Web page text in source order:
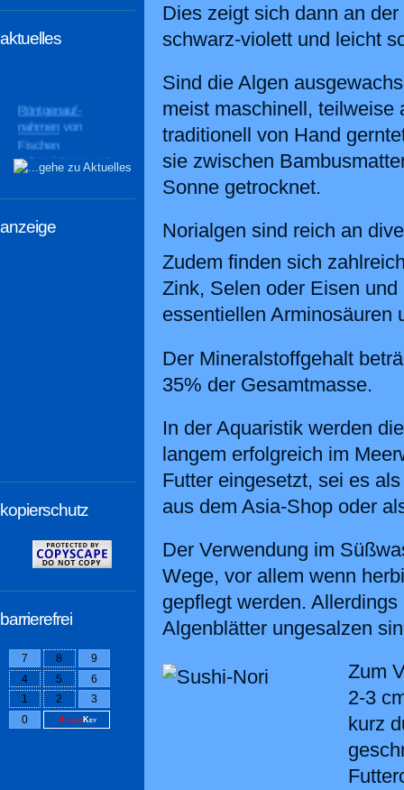
aktuelles
Röntgenauf-
nahmen von
Fischen
geben interessante
Einblicke
anzeige
kopierschutz
barrierefrei
7 8
9
4
5
6
1
2
3
0
AccessKey
Dies zeigt sich dann an
schwarz-violett und leicht
Sind die Algen
meist maschinell, teilweise
traditionell von Hand
sie zwischen
Sonne getrocknet.
Norialgen sind reich an
Zudem finden sich
Zink, Selen oder Eisen
essentiellen Arminosäuren
Der Mineralstoffgehalt
35% der Gesamtmasse.
In der Aquaristik werden
langem erfolgreich im
Futter eingesetzt, sei es
aus dem Asia-Shop oder
Der Verwendung im
Wege, vor allem wenn
gepflegt werden.
Algenblätter ungesalzen
Zum
2-3
kurz